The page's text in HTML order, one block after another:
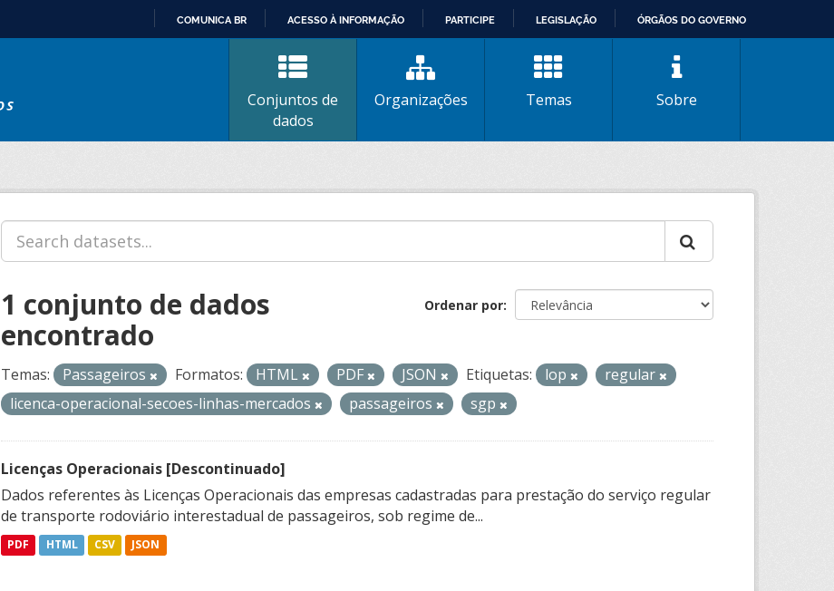
CONTEÚDO
COMUNICA BR ACESSO À INFORMAÇÃO PARTICIPE LEGISLAÇÃO ÓRGÃOS DO GOVERNO
Conjuntos de
dados
Organizações Temas Sobre
Ordenar por
1 conjunto de dados
encontrado
Temas: Passageiros Formatos: HTML PDF JSON Etiquetas: lop
regular
licenca-operacional-secoes-linhas-mercados
passageiros sgp
Licenças Operacionais [Descontinuado]
Dados referentes às Licenças Operacionais das empresas cadastradas para prestação do serviço regular
de transporte rodoviário interestadual de passageiros, sob regime de...
PDF HTML CSV JSON